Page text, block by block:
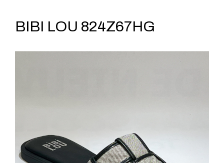
BIBI LOU 824Z67HG